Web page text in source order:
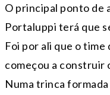
O principal ponto de
Portaluppi terá que
Foi por ali que o
começou a construir
Numa trinca